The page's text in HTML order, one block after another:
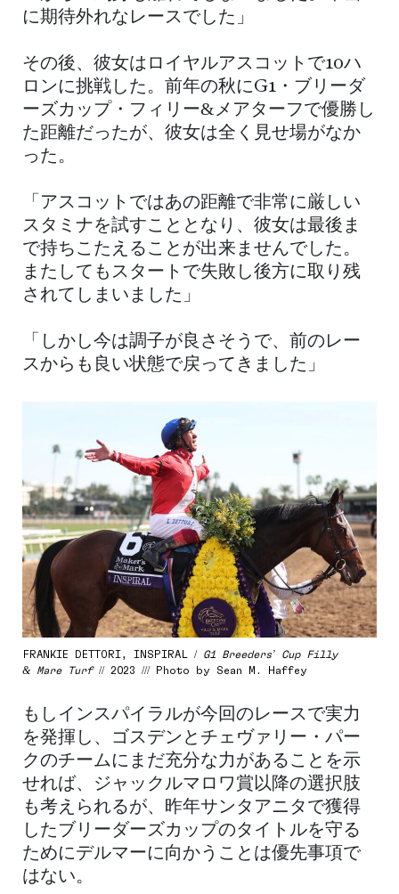
に期待外れなレースでした」
その後、彼女はロイヤルアスコットで10ハ
ロンに挑戦した。前年の秋にG1・ブリーダ
ーズカップ・フィリー&メアターフで優勝し
た距離だったが、彼女は全く見せ場がなか
った。
「アスコットではあの距離で非常に厳しい
スタミナを試すこととなり、彼女は最後ま
で持ちこたえることが出来ませんでした。
またしてもスタートで失敗し後方に取り残
されてしまいました」
「しかし今は調子が良さそうで、前のレー
スからも良い状態で戻ってきました」
FRANKIE DETTORI, INSPIRAL / G1 Breeders’ Cup Filly
& Mare Turf// 2023 /// Photo by Sean M. Haffey
もしインスパイラルが今回のレースで実力
を発揮し、ゴスデンとチェヴァリー・パー
クのチームにまだ充分な力があることを示
せれば、ジャックルマロワ賞以降の選択肢
も考えられるが、昨年サンタアニタで獲得
したブリーダーズカップのタイトルを守る
ためにデルマーに向かうことは優先事項で
はない。